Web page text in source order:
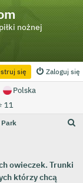
nożnej
Zaloguj się
się
Polska
11
Park
owieczek. Trunki
którzy chcą